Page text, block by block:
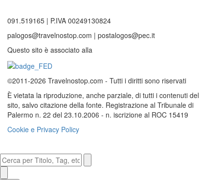
091.519165 | P.IVA 00249130824
palogos@travelnostop.com | postalogos@pec.it
Questo sito è associato alla
©2011-2026 Travelnostop.com - Tutti i diritti sono riservati
È vietata la riproduzione, anche parziale, di tutti i contenuti del
sito, salvo citazione della fonte. Registrazione al Tribunale di
Palermo n. 22 del 23.10.2006 - n. iscrizione al ROC 15419
Cookie e Privacy Policy